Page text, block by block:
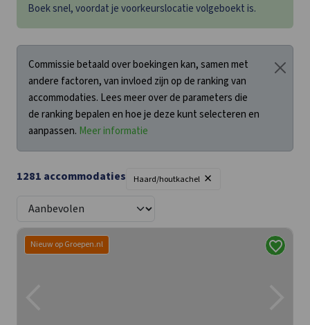
Boek snel, voordat je voorkeurslocatie volgeboekt is.
Commissie betaald over boekingen kan, samen met
andere factoren, van invloed zijn op de ranking van
accommodaties. Lees meer over de parameters die
de ranking bepalen en hoe je deze kunt selecteren en
aanpassen. Meer informatie
1281 accommodaties Haard/houtkachel ×
Nieuw op Groepen.nl